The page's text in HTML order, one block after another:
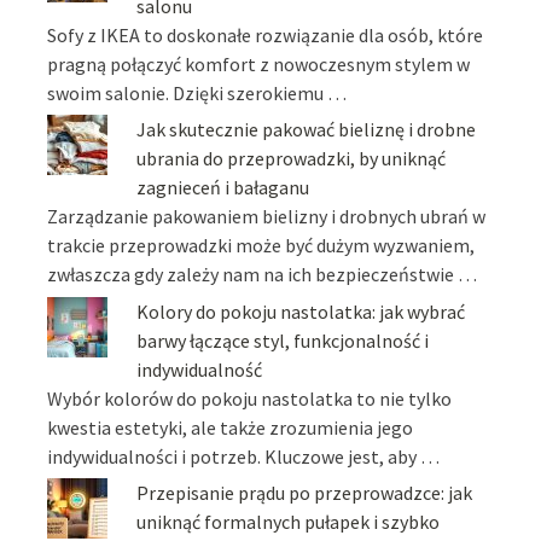
salonu
Sofy z IKEA to doskonałe rozwiązanie dla osób, które
pragną połączyć komfort z nowoczesnym stylem w
swoim salonie. Dzięki szerokiemu …
Jak skutecznie pakować bieliznę i drobne
ubrania do przeprowadzki, by uniknąć
zagnieceń i bałaganu
Zarządzanie pakowaniem bielizny i drobnych ubrań w
trakcie przeprowadzki może być dużym wyzwaniem,
zwłaszcza gdy zależy nam na ich bezpieczeństwie …
Kolory do pokoju nastolatka: jak wybrać
barwy łączące styl, funkcjonalność i
indywidualność
Wybór kolorów do pokoju nastolatka to nie tylko
kwestia estetyki, ale także zrozumienia jego
indywidualności i potrzeb. Kluczowe jest, aby …
Przepisanie prądu po przeprowadzce: jak
uniknąć formalnych pułapek i szybko